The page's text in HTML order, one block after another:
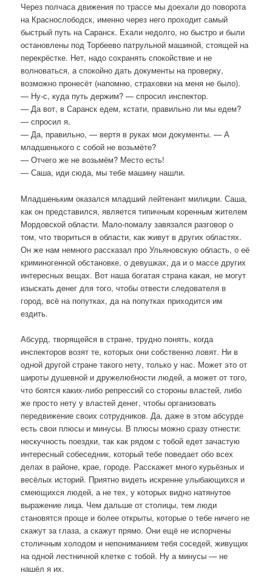
Через полчаса движения по трассе мы доехали до поворота
на Краснослободск, именно через него проходит самый
быстрый путь на Саранск. Ехали недолго, но быстро и были
остановлены под Торбеево патрульной машиной, стоящей на
перекрёстке. Нет, надо сохранять спокойствие и не
волноваться, а спокойно дать документы на проверку,
возможно пронесёт (напомню, страховки на меня не было).
— Ну-с, куда путь держим? — спросил инспектор.
— Да вот, в Саранск едем, кстати, правильно ли мы едем?
— спросил я.
— Да, правильно, — вертя в руках мои документы. — А
младшенького с собой не возьмёте?
— Отчего же не возьмём? Место есть!
— Саша, иди сюда, мы тебе машину нашли.
Младшеньким оказался младший лейтенант милиции. Саша,
как он представился, является типичным коренным жителем
Мордовской области. Мало-помалу завязался разговор о
том, что твориться в области, как живут в других областях.
Он же нам немного рассказал про Ульяновскую область, о её
криминогенной обстановке, о девушках, да и о массе других
интересных вещах. Вот наша богатая страна какая, не могут
изыскать денег для того, чтобы отвести следователя в
город, всё на попутках, да на попутках приходится им
ездить.
Абсурд, творящейся в стране, трудно понять, когда
инспекторов возят те, которых они собственно ловят. Ни в
одной другой стране такого нету, только у нас. Может это от
широты душевной и дружелюбности людей, а может от того,
что боятся каких-либо репрессий со стороны властей, либо
же просто нету у властей денег, чтобы организовать
передвижение своих сотрудников. Да, даже в этом абсурде
есть свои плюсы и минусы. В плюсы можно сразу отнести:
нескучность поездки, так как рядом с тобой едет зачастую
интересный собеседник, который тебе поведает обо всех
делах в районе, крае, городе. Расскажет много курьёзных и
весёлых историй. Приятно видеть искренне улыбающихся и
смеющихся людей, а не тех, у которых видно натянутое
выражение лица. Чем дальше от столицы, тем люди
становятся проще и более открыты, которые о тебе ничего не
скажут за глаза, а скажут прямо. Они ещё не испорчены
столичным холодом и непониманием тебя соседей, живущих
на одной лестничной клетке с тобой. Ну а минусы — не
нашёл я их.